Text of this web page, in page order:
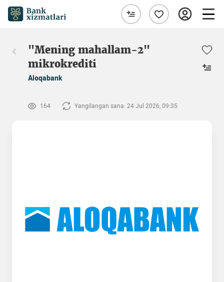
"Mening mahallam-2"
mikrokrediti
Aloqabank
164 Yangilangan sana: 24 Jul 2026, 09:35